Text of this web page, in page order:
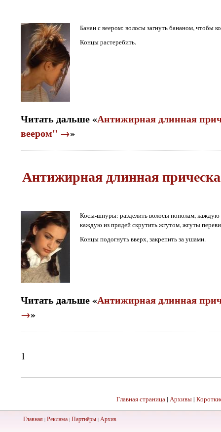
Банан с веером: волосы загнуть бананом, чтобы
Концы растеребить.
Читать дальше «Антижирная длинная
веером" →»
Антижирная длинная
Косы-шнуры: разделить волосы пополам, каждую
каждую из прядей скрутить жгутом, жгуты
Концы подогнуть вверх, закрепить за ушами.
Читать дальше «Антижирная длинная
→»
1
Главная страница| Архивы|
Главная| Реклама| Партнёры| Архив